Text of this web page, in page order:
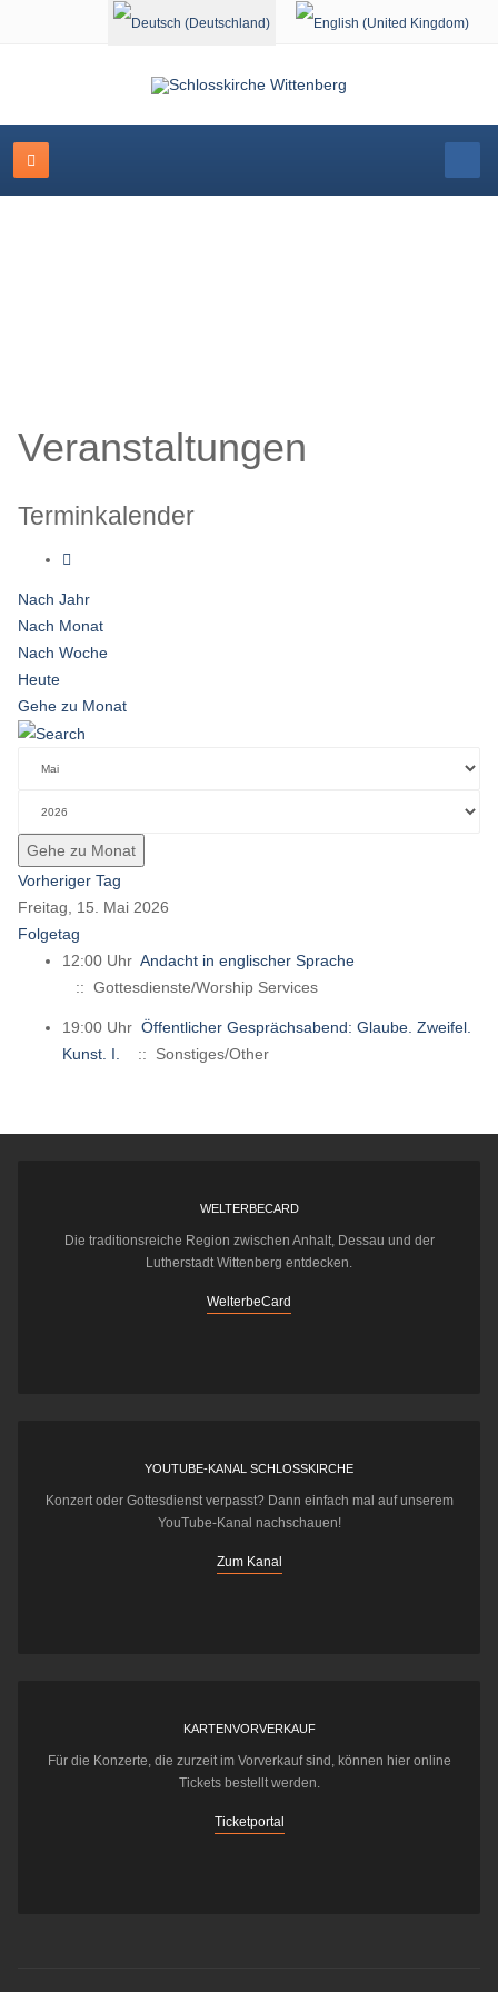
Sprache auswählen
Veranstaltungen
Terminkalender
Nach Jahr
Nach Monat
Nach Woche
Heute
Gehe zu Monat
Gehe zu Monat
Vorheriger Tag
Freitag, 15. Mai 2026
Folgetag
12:00 Uhr Andacht in englischer Sprache
:: Gottesdienste/Worship Services
19:00 Uhr Öffentlicher Gesprächsabend: Glaube. Zweifel.
Kunst. I.
:: Sonstiges/Other
WELTERBECARD
Die traditionsreiche Region zwischen Anhalt, Dessau und der
Lutherstadt Wittenberg entdecken.
WelterbeCard
YOUTUBE-KANAL SCHLOSSKIRCHE
Konzert oder Gottesdienst verpasst? Dann einfach mal auf unserem
YouTube-Kanal nachschauen!
Zum Kanal
KARTENVORVERKAUF
Für die Konzerte, die zurzeit im Vorverkauf sind, können hier online
Tickets bestellt werden.
Ticketportal